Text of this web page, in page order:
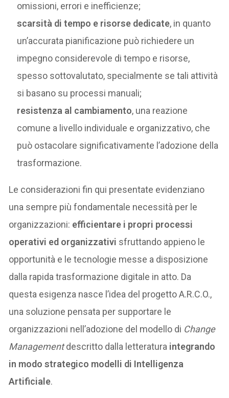
omissioni, errori e inefficienze;
scarsità di tempo e risorse dedicate, in quanto
un’accurata pianificazione può richiedere un
impegno considerevole di tempo e risorse,
spesso sottovalutato, specialmente se tali attività
si basano su processi manuali;
resistenza al cambiamento, una reazione
comune a livello individuale e organizzativo, che
può ostacolare significativamente l’adozione della
trasformazione.
Le considerazioni fin qui presentate evidenziano
una sempre più fondamentale necessità per le
organizzazioni: efficientare i propri processi
operativi ed organizzativi sfruttando appieno le
opportunità e le tecnologie messe a disposizione
dalla rapida trasformazione digitale in atto. Da
questa esigenza nasce l’idea del progetto A.R.C.O.,
una soluzione pensata per supportare le
organizzazioni nell’adozione del modello di Change
Managementdescritto dalla letteratura integrando
in modo strategico modelli di Intelligenza
Artificiale.